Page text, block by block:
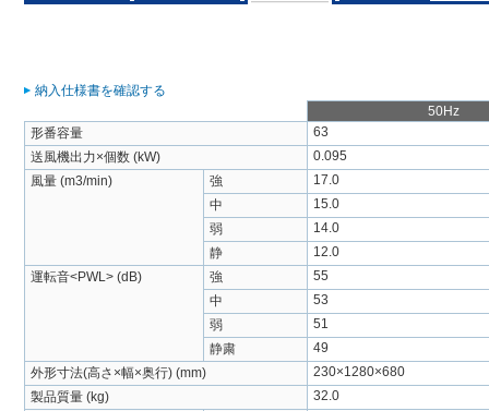
納入仕様書を確認する
50Hz
形番容量
63
送風機出力×個数 (kW)
0.095
風量 (m3/min)
強
17.0
中
15.0
弱
14.0
静
12.0
運転音<PWL> (dB)
強
55
中
53
弱
51
静粛
49
外形寸法(高さ×幅×奥行) (mm)
230×1280×680
製品質量 (kg)
32.0